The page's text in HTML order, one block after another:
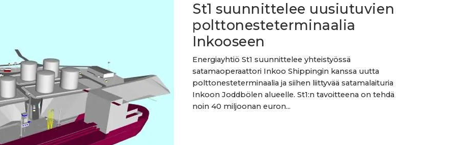
St1 suunnittelee uusiutuvien
polttonesteterminaalia
Inkooseen
Energiayhtiö St1 suunnittelee yhteistyössä
satamaoperaattori Inkoo Shippingin kanssa uutta
polttonesteterminaalia ja siihen liittyvää satamalaituria
Inkoon Joddbölen alueelle. St1:n tavoitteena on tehdä
noin 40 miljoonan euron...